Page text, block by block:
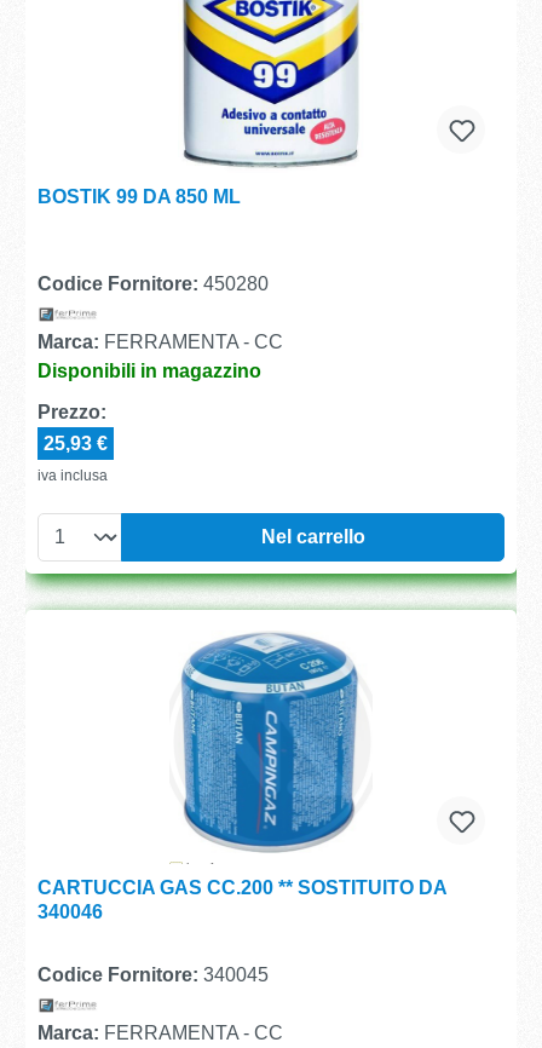
BOSTIK 99 DA 850 ML
Codice Fornitore: 450280
Marca: FERRAMENTA - CC
Disponibili in magazzino
Prezzo:
25,93 €
iva inclusa
Nel carrello
CARTUCCIA GAS CC.200 ** SOSTITUITO DA
340046
Codice Fornitore: 340045
Marca: FERRAMENTA - CC